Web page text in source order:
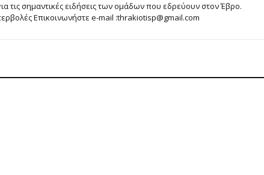
τις σημαντικές ειδήσεις των ομάδων που εδρεύουν στον Έβρο.
Επικοινωνήστε e-mail :thrakiotisp@gmail.com